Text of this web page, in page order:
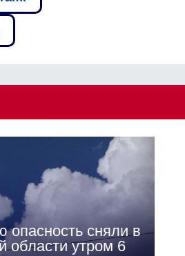
опасность сняли в
области утром 6